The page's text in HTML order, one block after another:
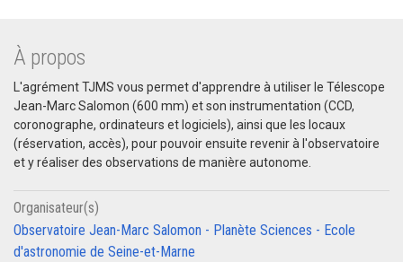
À propos
L'agrément TJMS vous permet d'apprendre à utiliser le Télescope
Jean-Marc Salomon (600 mm) et son instrumentation (CCD,
coronographe, ordinateurs et logiciels), ainsi que les locaux
(réservation, accès), pour pouvoir ensuite revenir à l'observatoire
et y réaliser des observations de manière autonome.
Organisateur(s)
Observatoire Jean-Marc Salomon - Planète Sciences - Ecole
d'astronomie de Seine-et-Marne